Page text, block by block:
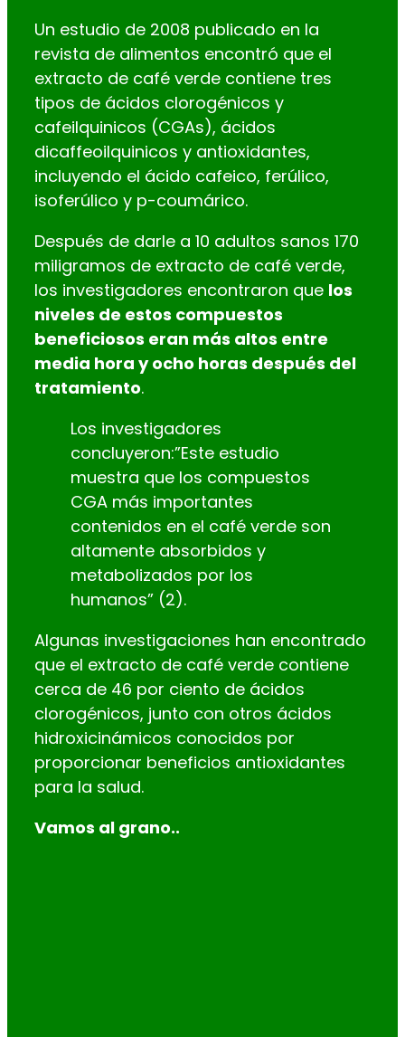
Un estudio de 2008 publicado en la
revista de alimentos encontró que el
extracto de café verde contiene tres
tipos de ácidos clorogénicos y
cafeilquinicos (CGAs), ácidos
dicaffeoilquinicos y antioxidantes,
incluyendo el ácido cafeico, ferúlico,
isoferúlico y p-coumárico.
Después de darle a 10 adultos sanos 170
miligramos de extracto de café verde,
los investigadores encontraron que los
niveles de estos compuestos
beneficiosos eran más altos entre
media hora y ocho horas después del
tratamiento.
Los investigadores
concluyeron:”Este estudio
muestra que los compuestos
CGA más importantes
contenidos en el café verde son
altamente absorbidos y
metabolizados por los
humanos” (2).
Algunas investigaciones han encontrado
que el extracto de café verde contiene
cerca de 46 por ciento de ácidos
clorogénicos, junto con otros ácidos
hidroxicinámicos conocidos por
proporcionar beneficios antioxidantes
para la salud.
Vamos al grano..